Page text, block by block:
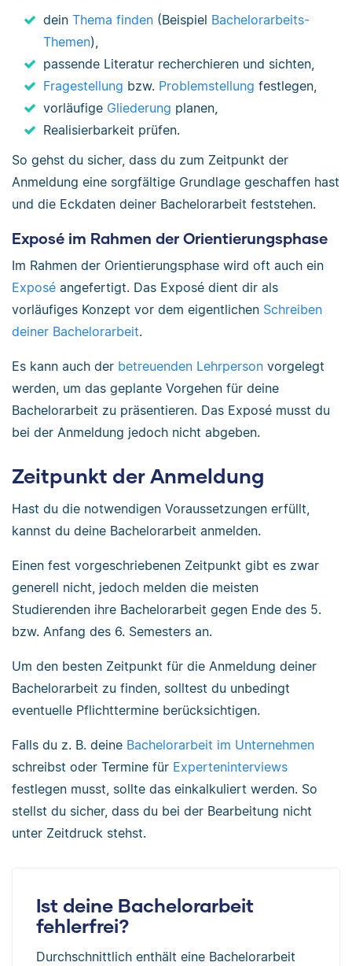
dein Thema finden (Beispiel Bachelorarbeits-
Themen),
passende Literatur recherchieren und sichten,
Fragestellung bzw. Problemstellung festlegen,
vorläufige Gliederung planen,
Realisierbarkeit prüfen.
So gehst du sicher, dass du zum Zeitpunkt der
Anmeldung eine sorgfältige Grundlage geschaffen hast
und die Eckdaten deiner Bachelorarbeit feststehen.
Exposé im Rahmen der Orientierungsphase
Im Rahmen der Orientierungsphase wird oft auch ein
Exposé angefertigt. Das Exposé dient dir als
vorläufiges Konzept vor dem eigentlichen Schreiben
deiner Bachelorarbeit.
Es kann auch der betreuenden Lehrperson vorgelegt
werden, um das geplante Vorgehen für deine
Bachelorarbeit zu präsentieren. Das Exposé musst du
bei der Anmeldung jedoch nicht abgeben.
Zeitpunkt der Anmeldung
Hast du die notwendigen Voraussetzungen erfüllt,
kannst du deine Bachelorarbeit anmelden.
Einen fest vorgeschriebenen Zeitpunkt gibt es zwar
generell nicht, jedoch melden die meisten
Studierenden ihre Bachelorarbeit gegen Ende des 5.
bzw. Anfang des 6. Semesters an.
Um den besten Zeitpunkt für die Anmeldung deiner
Bachelorarbeit zu finden, solltest du unbedingt
eventuelle Pflichttermine berücksichtigen.
Falls du z. B. deine Bachelorarbeit im Unternehmen
schreibst oder Termine für Experteninterviews
festlegen musst, sollte das einkalkuliert werden. So
stellst du sicher, dass du bei der Bearbeitung nicht
unter Zeitdruck stehst.
Ist deine Bachelorarbeit
fehlerfrei?
Durchschnittlich enthält eine Bachelorarbeit